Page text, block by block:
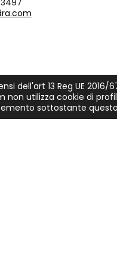
dell'art 13 Reg UE 2016/
non utilizza cookie di
sottostante